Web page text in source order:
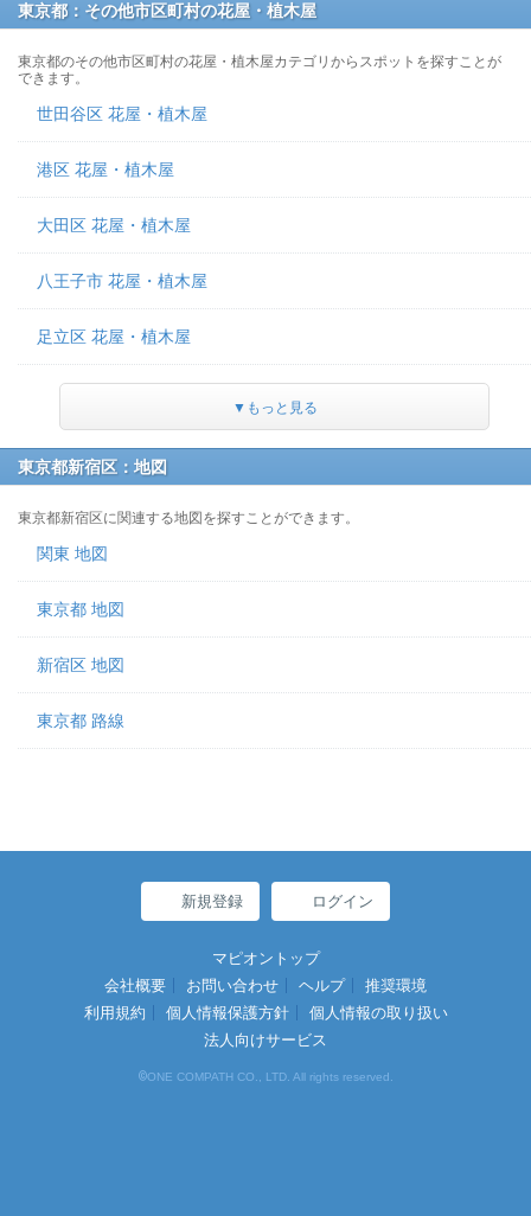
東京都：その他市区町村の花屋・植木屋
東京都のその他市区町村の花屋・植木屋カテゴリからスポットを探すことが
できます。
世田谷区 花屋・植木屋
港区 花屋・植木屋
大田区 花屋・植木屋
八王子市 花屋・植木屋
足立区 花屋・植木屋
▼もっと見る
東京都新宿区：地図
東京都新宿区に関連する地図を探すことができます。
関東 地図
東京都 地図
新宿区 地図
東京都 路線
新規登録 ログイン
マピオントップ
会社概要
お問い合わせ ヘルプ
推奨環境
利用規約
個人情報保護方針
個人情報の取り扱い
法人向けサービス
©ONE COMPATH CO., LTD. All rights reserved.